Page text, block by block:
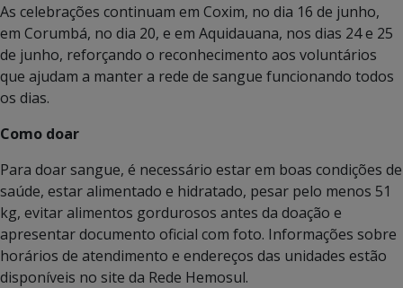
As celebrações continuam em Coxim, no dia 16 de junho,
em Corumbá, no dia 20, e em Aquidauana, nos dias 24 e 25
de junho, reforçando o reconhecimento aos voluntários
que ajudam a manter a rede de sangue funcionando todos
os dias.
Como doar
Para doar sangue, é necessário estar em boas condições de
saúde, estar alimentado e hidratado, pesar pelo menos 51
kg, evitar alimentos gordurosos antes da doação e
apresentar documento oficial com foto. Informações sobre
horários de atendimento e endereços das unidades estão
disponíveis no site da Rede Hemosul.